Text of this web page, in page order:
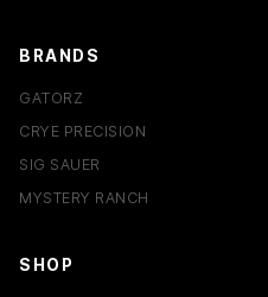
BRANDS
GATORZ
CRYE PRECISION
SIG SAUER
MYSTERY RANCH
SHOP